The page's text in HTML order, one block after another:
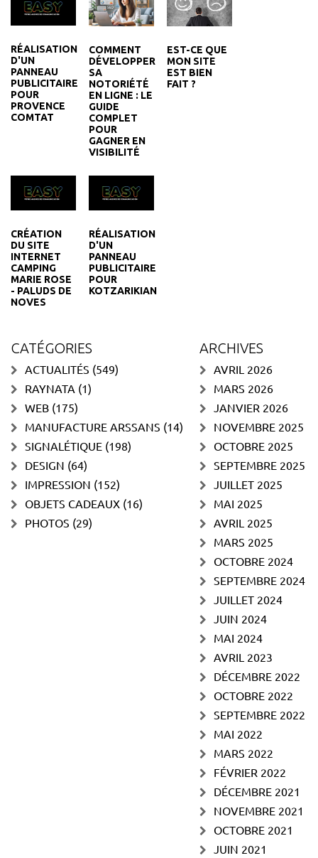
RÉALISATION
D'UN
PANNEAU
PUBLICITAIRE
POUR
PROVENCE
COMTAT
COMMENT
DÉVELOPPER
SA
NOTORIÉTÉ
EN LIGNE : LE
GUIDE
COMPLET
POUR
GAGNER EN
VISIBILITÉ
EST-CE QUE
MON SITE
EST BIEN
FAIT ?
CRÉATION
DU SITE
INTERNET
CAMPING
MARIE ROSE
- PALUDS DE
NOVES
RÉALISATION
D'UN
PANNEAU
PUBLICITAIRE
POUR
KOTZARIKIAN
CATÉGORIES
ACTUALITÉS (549)
RAYNATA (1)
WEB (175)
MANUFACTURE ARSSANS (14)
SIGNALÉTIQUE (198)
DESIGN (64)
IMPRESSION (152)
OBJETS CADEAUX (16)
PHOTOS (29)
ARCHIVES
AVRIL 2026
MARS 2026
JANVIER 2026
NOVEMBRE 2025
OCTOBRE 2025
SEPTEMBRE 2025
JUILLET 2025
MAI 2025
AVRIL 2025
MARS 2025
OCTOBRE 2024
SEPTEMBRE 2024
JUILLET 2024
JUIN 2024
MAI 2024
AVRIL 2023
DÉCEMBRE 2022
OCTOBRE 2022
SEPTEMBRE 2022
MAI 2022
MARS 2022
FÉVRIER 2022
DÉCEMBRE 2021
NOVEMBRE 2021
OCTOBRE 2021
JUIN 2021